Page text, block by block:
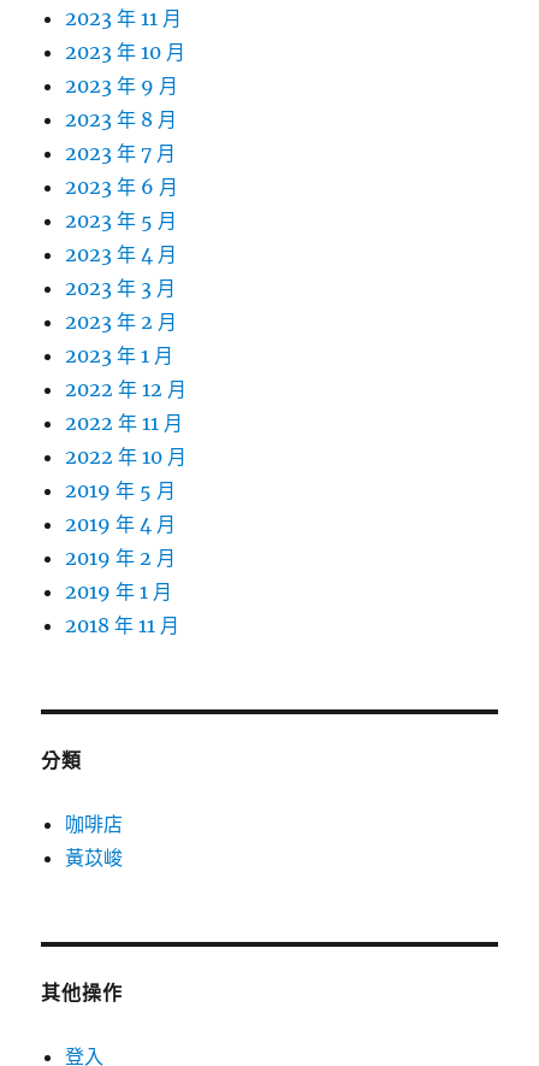
2023 年 11 月
2023 年 10 月
2023 年 9 月
2023 年 8 月
2023 年 7 月
2023 年 6 月
2023 年 5 月
2023 年 4 月
2023 年 3 月
2023 年 2 月
2023 年 1 月
2022 年 12 月
2022 年 11 月
2022 年 10 月
2019 年 5 月
2019 年 4 月
2019 年 2 月
2019 年 1 月
2018 年 11 月
分類
咖啡店
黃苡峻
其他操作
登入